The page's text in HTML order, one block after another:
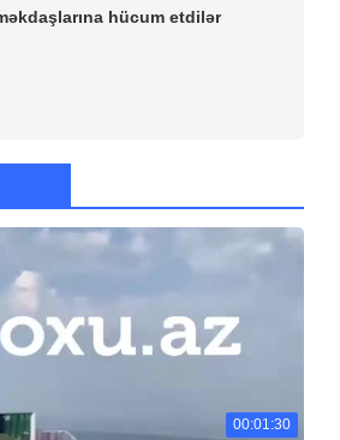
hücum etdilər
00:01:30